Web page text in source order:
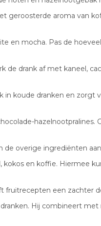
geroosterde aroma van
en mocha. Pas de
de drank af met kaneel,
in koude dranken en zorgt
hazelnootpralines.
de overige ingrediënten
kokos en koffie. Hiermee
fruitrecepten een zachter
Hij combineert met